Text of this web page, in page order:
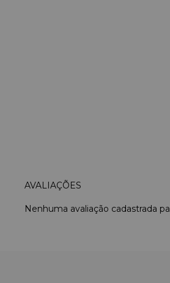
Nenhuma avaliação cadastrada